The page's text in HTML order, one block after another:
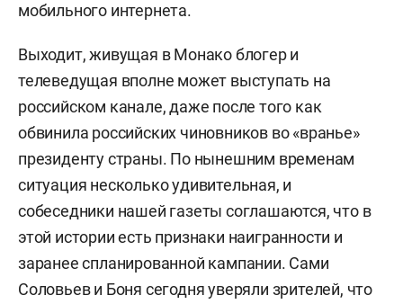
мобильного интернета.
Выходит, живущая в Монако блогер и
телеведущая вполне может выступать на
российском канале, даже после того как
обвинила российских чиновников во «вранье»
президенту страны. По нынешним временам
ситуация несколько удивительная, и
собеседники нашей газеты соглашаются, что в
этой истории есть признаки наигранности и
заранее спланированной кампании. Сами
Соловьев и Боня сегодня уверяли зрителей, что